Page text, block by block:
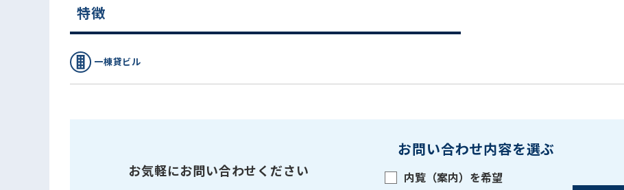
特徴
一棟貸ビル
お気軽にお問い合わせください
お問い合わせ内容を選ぶ
内覧（案内）を希望